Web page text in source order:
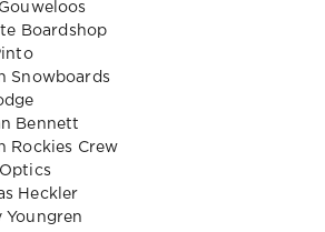
Boardshop
Snowboards
Bennett
Rockies Crew
Heckler
Youngren